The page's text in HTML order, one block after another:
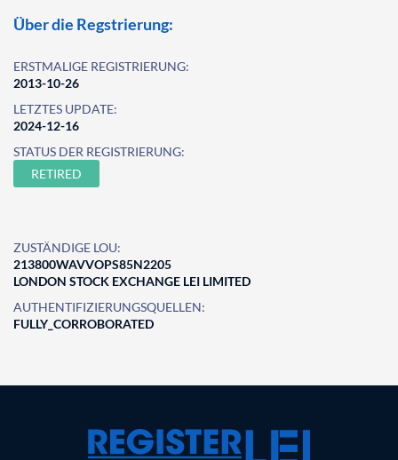
Über die Regstrierung:
ERSTMALIGE REGISTRIERUNG:
2013-10-26
LETZTES UPDATE:
2024-12-16
STATUS DER REGISTRIERUNG:
RETIRED
ZUSTÄNDIGE LOU:
213800WAVVOPS85N2205
LONDON STOCK EXCHANGE LEI LIMITED
AUTHENTIFIZIERUNGSQUELLEN:
FULLY_CORROBORATED